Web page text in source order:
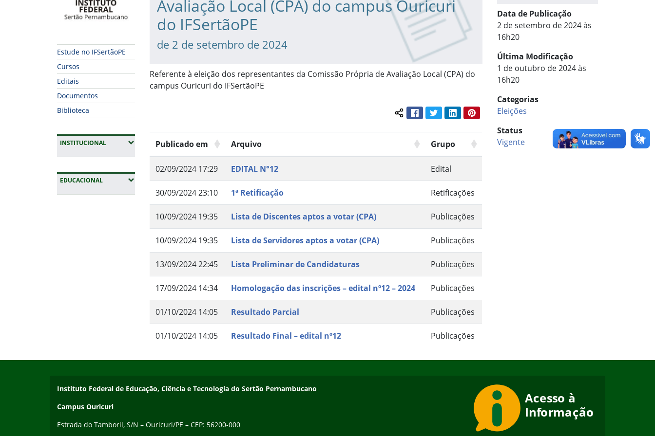
Estude no IFSertãoPE
Cursos
Editais
Documentos
Biblioteca
INSTITUCIONAL(EXPANDIR SUBMENUS)
EDUCACIONAL(EXPANDIR SUBMENUS)
Avaliação Local (CPA) do campus Ouricuri
do IFSertãoPE
de 2 de setembro de 2024
Referente à eleição dos representantes da Comissão Própria de Avaliação Local (CPA) do
campus Ouricuri do IFSertãoPE
Compartilhar conteúdo:
FacebookTwitterLinkedInPinterest
Publicado em Arquivo Grupo
02/09/2024 17:29 EDITAL N°12 Edital
30/09/2024 23:10 1ª Retificação Retificações
10/09/2024 19:35 Lista de Discentes aptos a votar (CPA) Publicações
10/09/2024 19:35 Lista de Servidores aptos a votar (CPA) Publicações
13/09/2024 22:45 Lista Preliminar de Candidaturas Publicações
17/09/2024 14:34 Homologação das inscrições – edital nº12 – 2024 Publicações
01/10/2024 14:05 Resultado Parcial Publicações
01/10/2024 14:05 Resultado Final – edital nº12 Publicações
Data de Publicação
2 de setembro de 2024 às
16h20
Última Modificação
1 de outubro de 2024 às
16h20
Categorias
Eleições
Status
Vigente
Endereço
Instituto Federal de Educação, Ciência e Tecnologia do Sertão Pernambucano
Campus Ouricuri
Estrada do Tamboril, S/N – Ouricuri/PE – CEP: 56200-000